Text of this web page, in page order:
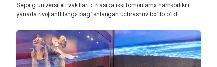
Sejong universiteti vakillari o‘rtasida ikki tomonlama hamkorlikni
yanada rivojlantirishga bag‘ishlangan uchrashuv bo‘lib o‘tdi.